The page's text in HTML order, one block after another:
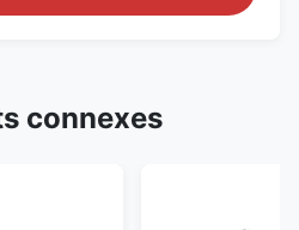
connexes